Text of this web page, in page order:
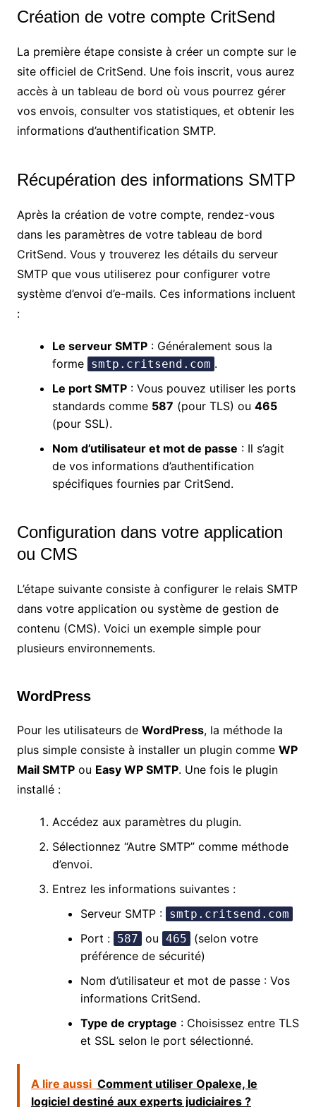
Création de votre compte CritSend
La première étape consiste à créer un compte sur le
site officiel de CritSend. Une fois inscrit, vous aurez
accès à un tableau de bord où vous pourrez gérer
vos envois, consulter vos statistiques, et obtenir les
informations d’authentification SMTP.
Récupération des informations SMTP
Après la création de votre compte, rendez-vous
dans les paramètres de votre tableau de bord
CritSend. Vous y trouverez les détails du serveur
SMTP que vous utiliserez pour configurer votre
système d’envoi d’e-mails. Ces informations incluent
:
Le serveur SMTP: Généralement sous la
forme smtp.critsend.com .
Le port SMTP: Vous pouvez utiliser les ports
standards comme 587 (pour TLS) ou 465
(pour SSL).
Nom d’utilisateur et mot de passe : Il s’agit
de vos informations d’authentification
spécifiques fournies par CritSend.
Configuration dans votre application
ou CMS
L’étape suivante consiste à configurer le relais SMTP
dans votre application ou système de gestion de
contenu (CMS). Voici un exemple simple pour
plusieurs environnements.
WordPress
Pour les utilisateurs de WordPress, la méthode la
plus simple consiste à installer un plugin comme WP
Mail SMTPou Easy WP SMTP. Une fois le plugin
installé :
Accédez aux paramètres du plugin.
Sélectionnez “Autre SMTP” comme méthode
d’envoi.
Entrez les informations suivantes :
Serveur SMTP : smtp.critsend.com
Port : 587 ou 465
(selon votre
préférence de sécurité)
Nom d’utilisateur et mot de passe : Vos
informations CritSend.
Type de cryptage : Choisissez entre TLS
et SSL selon le port sélectionné.
A lire aussi Comment utiliser Opalexe, le
logiciel destiné aux experts judiciaires ?